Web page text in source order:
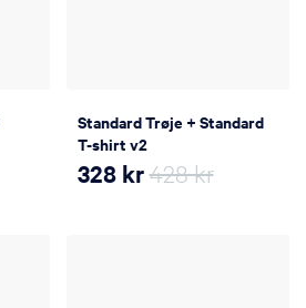
Standard Trøje + Standard
T-shirt v2
328 kr428 kr